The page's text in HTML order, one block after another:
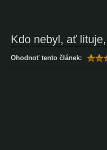
Kdo nebyl, ať
Ohodnoť tento článek: